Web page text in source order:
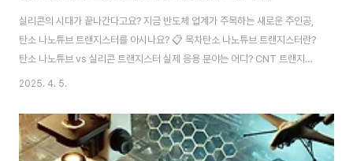
실리콘의 시대가 끝나간다고요? 지금 반도체 업계가 주목하는 새로운 주인공,
탄소 나노튜브 트랜지스터를 아시나요? 📋 목차탄소 나노튜브 트랜지스터란?
탄소 나노튜브 vs 실리콘 트랜지스터 실제 응용 분야는 어디? CNT 트랜지스
터의 제조 기술 탄소 나노튜브 기술의 한계와 과제 탄소 나노튜브 트랜지스터
들어도 뭔가 첨단 기술 느낌이 나죠? 이 기술은 간단히 말해, 탄소 원자들이 육
각형 벌집 구조로 이어진 튜브 형태의 소재를 활용해 만든 트랜지스터예요. 크
기는 머리카락의 1만 분의 1 수준인데, 전자 이동 속도가 실리콘보다 몇 배 빠
2025. 4. 5.